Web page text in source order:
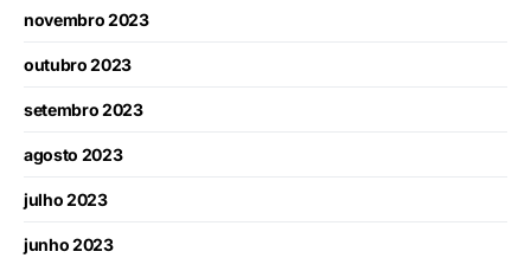
novembro 2023
outubro 2023
setembro 2023
agosto 2023
julho 2023
junho 2023